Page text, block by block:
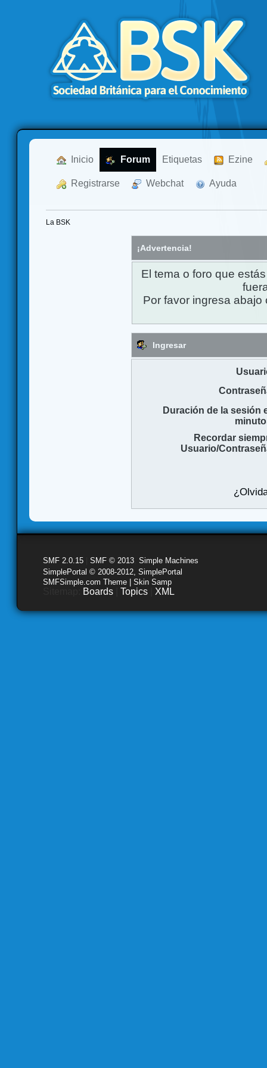
Inicio Forum Etiquetas Ezine
Registrarse Webchat Ayuda
La BSK
¡Advertencia!
El tema o foro que
Por favor ingresa
Ingresar
Duración de la sesión
Recordar
Usuario/
SMF 2.0.15 SMF © 2013 Simple Machines
SimplePortal © 2008-2012, SimplePortal
SMFSimple.com Theme | Skin Samp
Boards Topics XML